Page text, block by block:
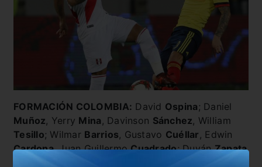
FORMACIÓN COLOMBIA: David Ospina ; Daniel
Muñoz, Yerry Mina , Davinson Sánchez, William
Tesillo; Wilmar Barrios, Gustavo Cuéllar , Edwin
Cardona, Juan GuillermoCuadrado; DuvánZapata
y Luis Fernando